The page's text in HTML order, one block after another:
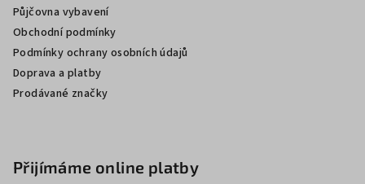
Půjčovna vybavení
Obchodní podmínky
Podmínky ochrany osobních údajů
Doprava a platby
Prodávané značky
Přijímáme online platby